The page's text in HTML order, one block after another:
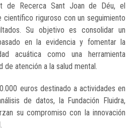
de Recerca Sant Joan de Déu, el
científico riguroso con un seguimiento
Su objetivo es consolidar un
en la evidencia y fomentar la
acuática como una herramienta
atención a la salud mental.
euros destinado a actividades en
de datos, la Fundación Fluidra,
su compromiso con la innovación